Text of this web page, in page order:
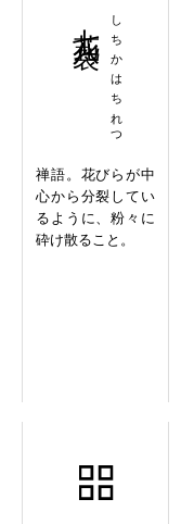
しちかはちれつ
禅語。花びらが中
心から分裂してい
るように、粉々に
砕け散ること。